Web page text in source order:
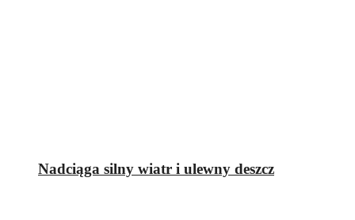
Nadciąga silny wiatr i ulewny deszcz